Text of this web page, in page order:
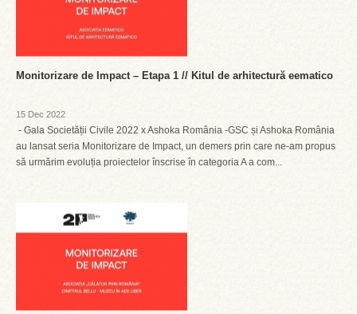
Monitorizare de Impact – Etapa 1 // Kitul de arhitectură eematico
15 Dec 2022
- Gala Societății Civile 2022 x Ashoka România -GSC și Ashoka România
au lansat seria Monitorizare de Impact, un demers prin care ne-am propus
să urmărim evoluția proiectelor înscrise în categoria A a com...